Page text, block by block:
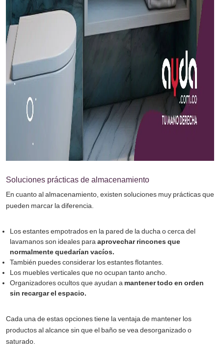
Soluciones prácticas de almacenamiento
En cuanto al almacenamiento, existen soluciones muy prácticas que
pueden marcar la diferencia.
Los estantes empotrados en la pared de la ducha o cerca del
lavamanos son ideales paraaprovechar rincones que
normalmente quedarían vacíos.
También puedes considerar los estantes flotantes.
Los muebles verticales que no ocupan tanto ancho.
Organizadores ocultos que ayudan a mantener todo en orden
sin recargar el espacio.
Cada una de estas opciones tiene la ventaja de mantener los
productos al alcance sin que el baño se vea desorganizado o
saturado.